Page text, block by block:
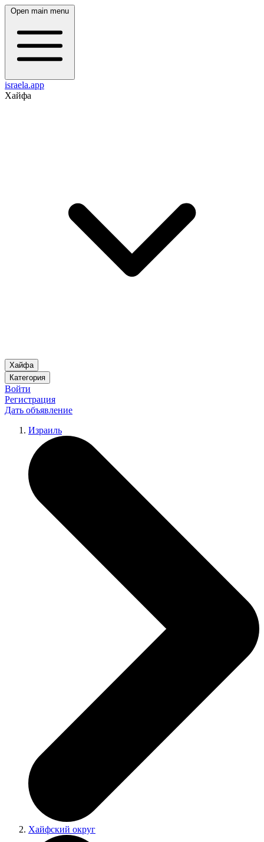
Open main menu
israela.app
Хайфа
Хайфа
Категория
Войти
Регистрация
Дать объявление
Израиль
Хайфский округ